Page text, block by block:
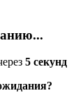
5 секунд